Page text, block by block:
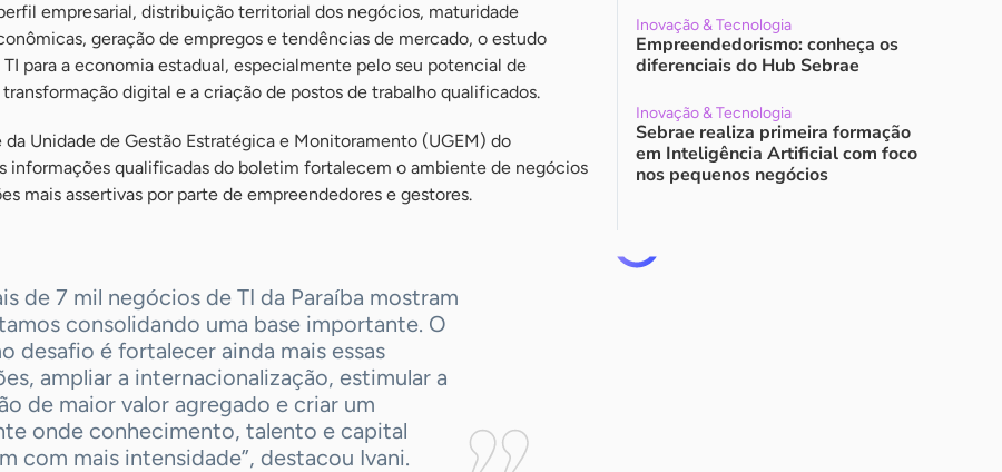
empresarial, distribuição territorial dos negócios, maturidade
geração de empregos e tendências de mercado, o estudo
para a economia estadual, especialmente pelo seu potencial de
digital e a criação de postos de trabalho qualificados.
Unidade de Gestão Estratégica e Monitoramento (UGEM) do
informações qualificadas do boletim fortalecem o ambiente de negócios
mais assertivas por parte de empreendedores e gestores.
de 7 mil negócios de TI da Paraíba mostram
consolidando uma base importante. O
desafio é fortalecer ainda mais essas
ampliar a internacionalização, estimular a
de maior valor agregado e criar um
onde conhecimento, talento e capital
com mais intensidade”, destacou Ivani.
Inovação & Tecnologia
Empreendedorismo: conheça os
diferenciais do Hub Sebrae
Inovação & Tecnologia
Sebrae realiza primeira formação
em Inteligência Artificial com foco
nos pequenos negócios